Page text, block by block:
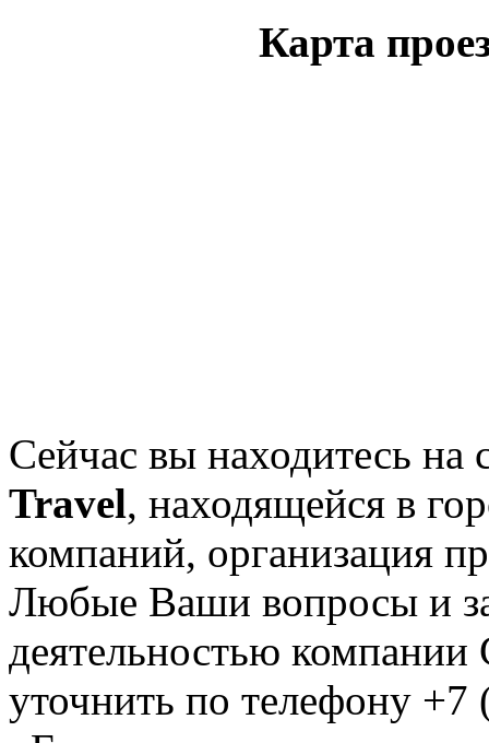
Карта
Сейчас вы находитесь на
Travel, находящейся в
компаний, организация
Любые Ваши вопросы и
деятельностью
уточнить по телефону